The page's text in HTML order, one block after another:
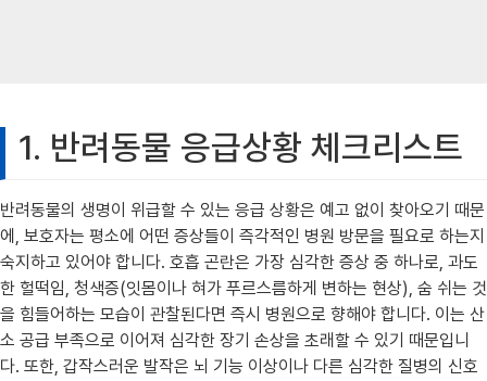
1. 반려동물 응급상황 체크리스트
반려동물의 생명이 위급할 수 있는 응급 상황은 예고 없이 찾아오기 때문
에, 보호자는 평소에 어떤 증상들이 즉각적인 병원 방문을 필요로 하는지
숙지하고 있어야 합니다. 호흡 곤란은 가장 심각한 증상 중 하나로, 과도
한 헐떡임, 청색증(잇몸이나 혀가 푸르스름하게 변하는 현상), 숨 쉬는 것
을 힘들어하는 모습이 관찰된다면 즉시 병원으로 향해야 합니다. 이는 산
소 공급 부족으로 이어져 심각한 장기 손상을 초래할 수 있기 때문입니
다. 또한, 갑작스러운 발작은 뇌 기능 이상이나 다른 심각한 질병의 신호